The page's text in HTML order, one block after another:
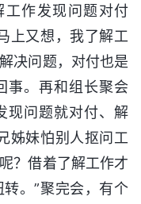
工作发现问题对付
上又想，我了解工
决问题，对付也是
事。再和组长聚会
现问题就对付、解
姊妹怕别人抠问工
？借着了解工作才
。”聚完会，有个